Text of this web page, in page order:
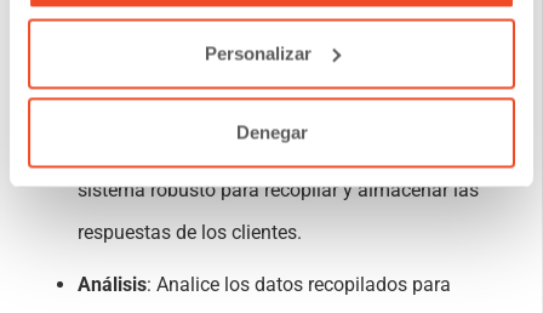
Personalizar
Denegar
Recopilación de Datos: Asegúrese de tener un
sistema robusto para recopilar y almacenar las
respuestas de los clientes.
Análisis: Analice los datos recopilados para